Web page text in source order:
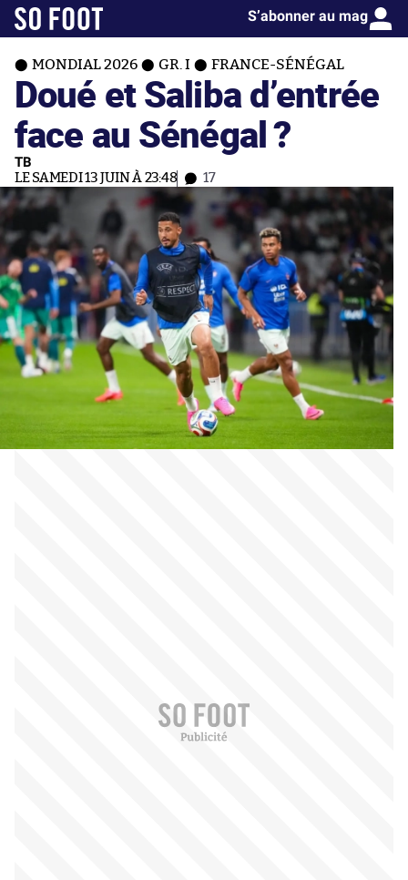
S’abonner au mag
MONDIAL 2026 GR. I FRANCE-SÉNÉGAL
Doué et Saliba d’entrée
face au Sénégal ?
TB
LE SAMEDI 13 JUIN À 23:48 17